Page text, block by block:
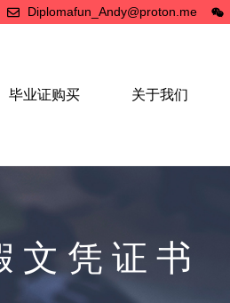
Diplomafun_Andy@proton.me
毕业证购买 关于我们
文凭证书